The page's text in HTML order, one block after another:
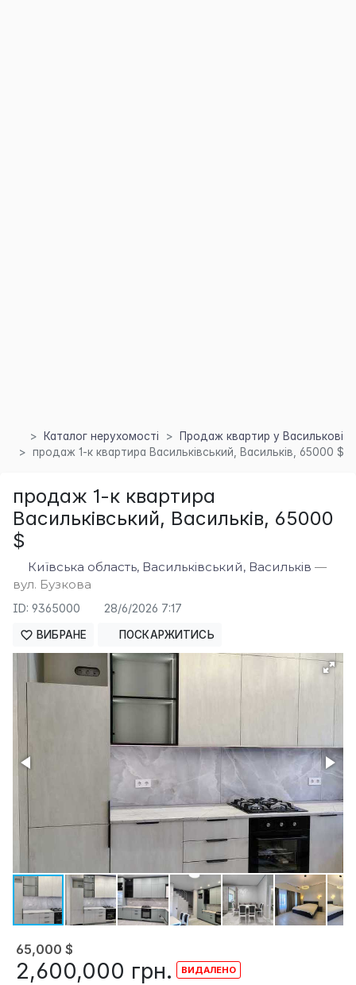
Каталог нерухомості
Продаж квартир у Василькові
продаж 1-к квартира Васильківський, Васильків, 65000 $
продаж 1-к квартира
Васильківський, Васильків, 65000
$
Київська область, Васильківський, Васильків —
вул. Бузкова
ID: 9365000 28/6/2026 7:17
ВИБРАНЕ ПОСКАРЖИТИСЬ
65,000 $
2,600,000 грн.